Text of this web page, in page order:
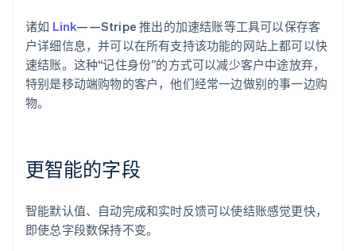
诸如 Link——Stripe 推出的加速结账等工具可以保存客
户详细信息，并可以在所有支持该功能的网站上都可以快
速结账。这种“记住身份”的方式可以减少客户中途放弃，
特别是移动端购物的客户，他们经常一边做别的事一边购
物。
更智能的字段
智能默认值、自动完成和实时反馈可以使结账感觉更快，
即使总字段数保持不变。